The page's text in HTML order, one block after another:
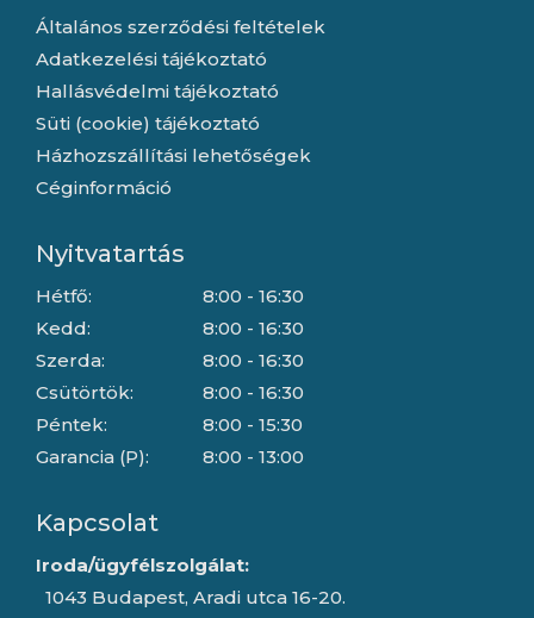
Általános szerződési feltételek
Adatkezelési tájékoztató
Hallásvédelmi tájékoztató
Süti (cookie) tájékoztató
Házhozszállítási lehetőségek
Céginformáció
Nyitvatartás
Hétfő:
Kedd:
Szerda:
Csütörtök:
Péntek:
Garancia (P):
8:00 - 16:30
8:00 - 16:30
8:00 - 16:30
8:00 - 16:30
8:00 - 15:30
8:00 - 13:00
Kapcsolat
Iroda/ügyfélszolgálat:
1043 Budapest, Aradi utca 16-20.